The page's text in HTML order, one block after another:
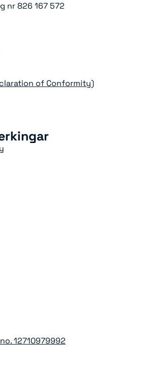
nr 826 167 572
of Conformity)
12710979992